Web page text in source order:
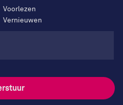
Voorlezen
Vernieuwen